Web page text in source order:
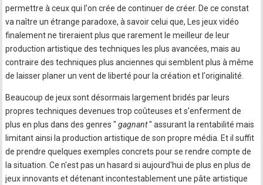
permettre à ceux qui l'on crée de continuer de créer. De ce constat
va naître un étrange paradoxe, à savoir celui que, Les jeux vidéo
finalement ne tireraient plus que rarement le meilleur de leur
production artistique des techniques les plus avancées, mais au
contraire des techniques plus anciennes qui semblent plus à même
de laisser planer un vent de liberté pour la création et l'originalité.
Beaucoup de jeux sont désormais largement bridés par leurs
propres techniques devenues trop coûteuses et s'enferment de
plus en plus dans des genres " gagnant" assurant la rentabilité mais
limitant ainsi la production artistique de son propre média. Et il suffit
de prendre quelques exemples concrets pour se rendre compte de
la situation. Ce n'est pas un hasard si aujourd'hui de plus en plus de
jeux innovants et détenant incontestablement une pâte artistique